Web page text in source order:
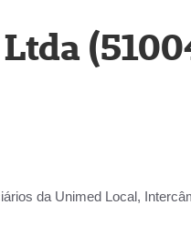
da Unimed Local,